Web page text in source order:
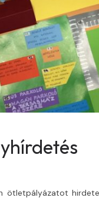
ötletpályázatot